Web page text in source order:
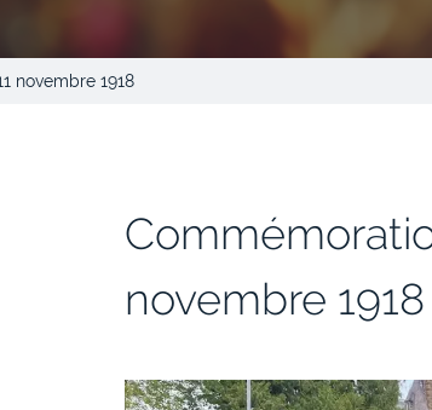
novembre 1918
novembre 1918